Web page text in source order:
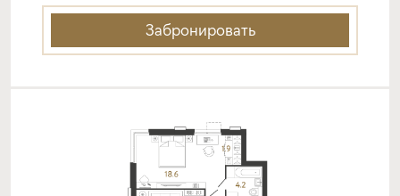
от 18,20%
от 20%
срок
платёж
Забронировать